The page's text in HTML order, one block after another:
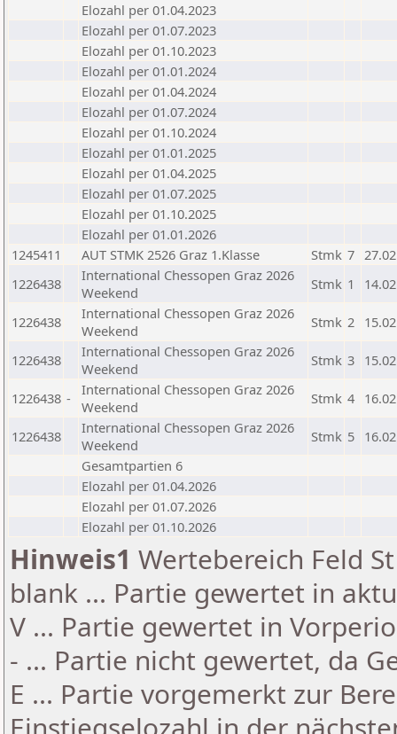
Elozahl per 01.04.2023
Elozahl per 01.07.2023
Elozahl per 01.10.2023
Elozahl per 01.01.2024
Elozahl per 01.04.2024
Elozahl per 01.07.2024
Elozahl per 01.10.2024
Elozahl per 01.01.2025
Elozahl per 01.04.2025
Elozahl per 01.07.2025
Elozahl per 01.10.2025
Elozahl per 01.01.2026
1245411
AUT STMK 2526 Graz 1.Klasse Stmk 7
1226438
International Chessopen Graz 2026
Weekend
Stmk 1
1226438
International Chessopen Graz 2026
Weekend
Stmk 2
1226438
International Chessopen Graz 2026
Weekend
Stmk 3
1226438 -
International Chessopen Graz 2026
Weekend
Stmk 4
1226438
International Chessopen Graz 2026
Weekend
Stmk 5
Gesamtpartien 6
Elozahl per 01.04.2026
Elozahl per 01.07.2026
Elozahl per 01.10.2026
Hinweis1 Wertebereich Feld
blank ... Partie gewertet in
V ... Partie gewertet in
- ... Partie nicht gewertet, da
E ... Partie vorgemerkt zur